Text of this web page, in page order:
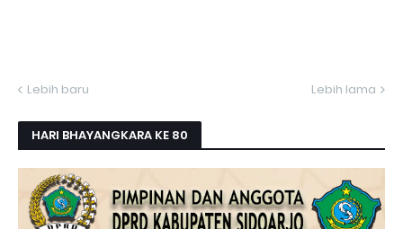
Lebih baru Lebih lama
HARI BHAYANGKARA KE 80